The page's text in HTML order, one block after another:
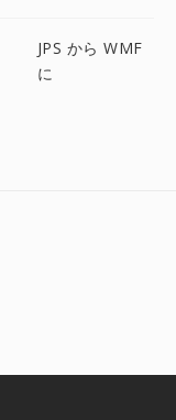
JPS から WMF
に